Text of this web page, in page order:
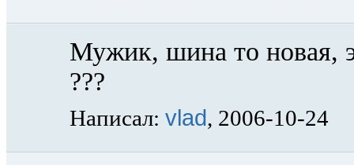
Мужик, шина то новая,
???
Написал: vlad, 2006-10-24